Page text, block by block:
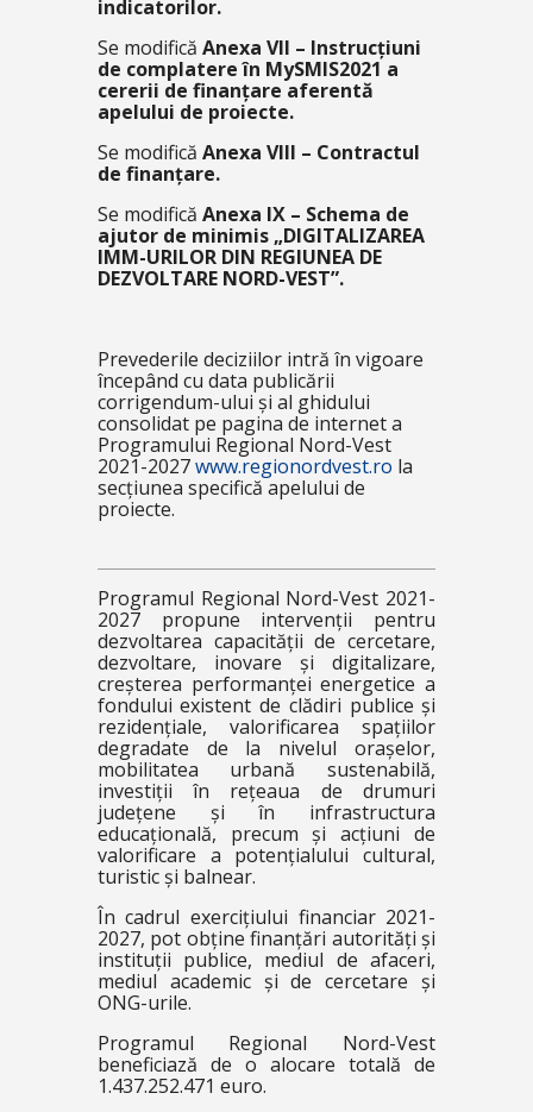
indicatorilor.
Se modifică Anexa VII – Instrucțiuni
de complatere în MySMIS2021 a
cererii de finanțare aferentă
apelului de proiecte.
Se modifică Anexa VIII – Contractul
de finanțare.
Se modifică Anexa IX – Schema de
ajutor de minimis „DIGITALIZAREA
IMM-URILOR DIN REGIUNEA DE
DEZVOLTARE NORD-VEST”.
Prevederile deciziilor intră în vigoare
începând cu data publicării
corrigendum-ului și al ghidului
consolidat pe pagina de internet a
Programului Regional Nord-Vest
2021-2027www.regionordvest.ro la
secțiunea specifică apelului de
proiecte.
Programul Regional Nord-Vest 2021-
2027 propune intervenții pentru
dezvoltarea capacității de cercetare,
dezvoltare, inovare și digitalizare,
creșterea performanței energetice a
fondului existent de clădiri publice și
rezidențiale, valorificarea spațiilor
degradate de la nivelul orașelor,
mobilitatea urbană sustenabilă,
investiții în rețeaua de drumuri
județene și în infrastructura
educațională, precum și acțiuni de
valorificare a potențialului cultural,
turistic și balnear.
În cadrul exercițiului financiar 2021-
2027, pot obține finanțări autorități și
instituții publice, mediul de afaceri,
mediul academic și de cercetare și
ONG-urile.
Programul Regional Nord-Vest
beneficiază de o alocare totală de
1.437.252.471 euro.